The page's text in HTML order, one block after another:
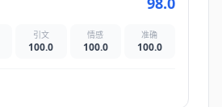
引文
100.0
情感
100.0
准确
100.0